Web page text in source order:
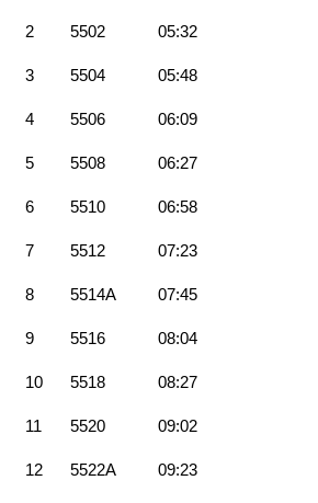
2 5502 05:32
3 5504 05:48
4 5506 06:09
5 5508 06:27
6 5510 06:58
7 5512 07:23
8 5514A 07:45
9 5516 08:04
10 5518 08:27
11 5520 09:02
12 5522A 09:23